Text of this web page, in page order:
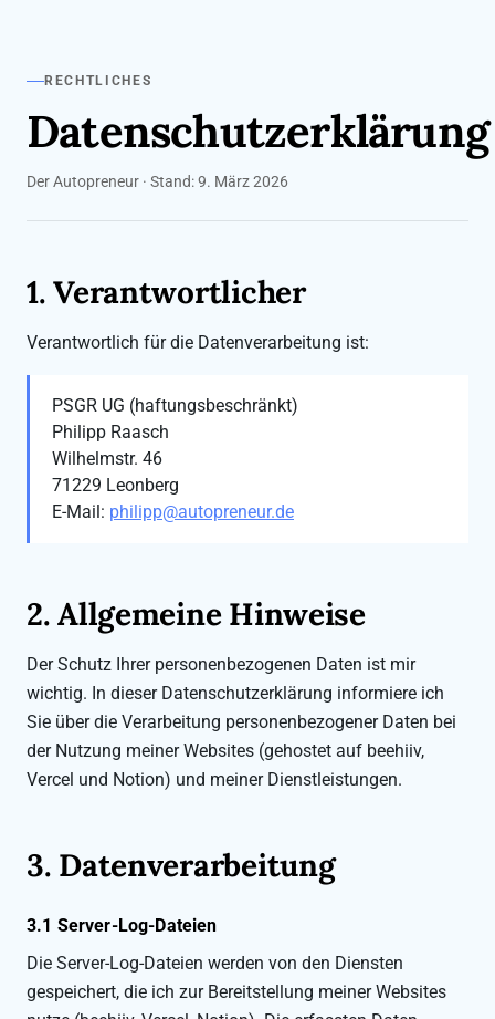
RECHTLICHES
Datenschutzerklärung
Der Autopreneur · Stand: 9. März 2026
1. Verantwortlicher
Verantwortlich für die Datenverarbeitung ist:
PSGR UG (haftungsbeschränkt)
Philipp Raasch
Wilhelmstr. 46
71229 Leonberg
E-Mail: philipp@autopreneur.de
2. Allgemeine Hinweise
Der Schutz Ihrer personenbezogenen Daten ist mir
wichtig. In dieser Datenschutzerklärung informiere ich
Sie über die Verarbeitung personenbezogener Daten bei
der Nutzung meiner Websites (gehostet auf beehiiv,
Vercel und Notion) und meiner Dienstleistungen.
3. Datenverarbeitung
3.1 Server-Log-Dateien
Die Server-Log-Dateien werden von den Diensten
gespeichert, die ich zur Bereitstellung meiner Websites